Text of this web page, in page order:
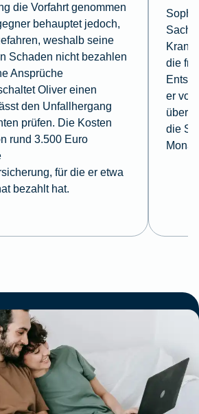
die Vorfahrt genommen
behauptet jedoch,
weshalb seine
Schaden nicht bezahlen
Ansprüche
Oliver einen
den Unfallhergang
prüfen. Die Kosten
rund 3.500 Euro
für die er etwa
bezahlt hat.
die
er vor
die